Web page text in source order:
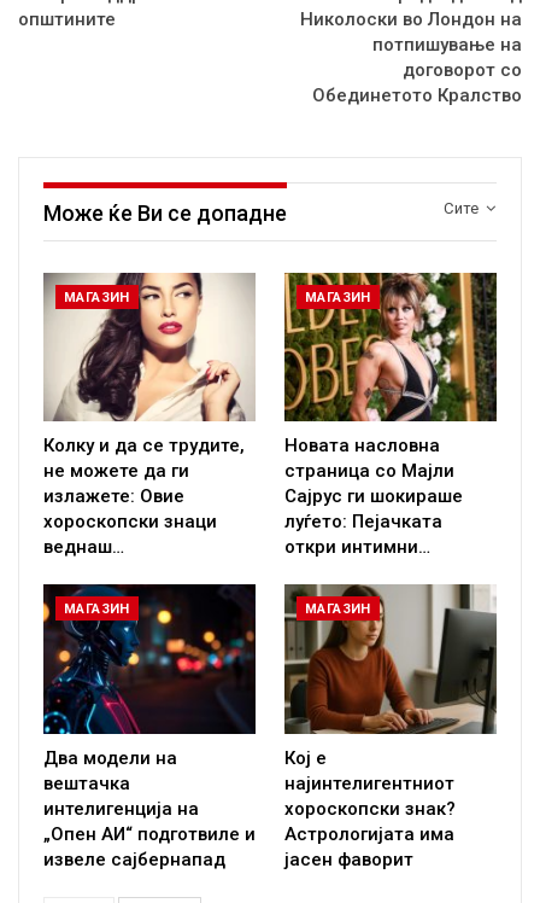
општините
Николоски во Лондон на
потпишување на
договорот со
Обединетото Кралство
Сите
Може ќе Ви се допадне
МАГАЗИН
Колку и да се трудите,
не можете да ги
излажете: Овие
хороскопски знаци
веднаш…
МАГАЗИН
Новата насловна
страница со Мајли
Сајрус ги шокираше
луѓето: Пејачката
откри интимни…
МАГАЗИН
Два модели на
вештачка
интелигенција на
„Опен АИ“ подготвиле и
извеле сајбернапад
МАГАЗИН
Кој е
најинтелигентниот
хороскопски знак?
Астрологијата има
јасен фаворит